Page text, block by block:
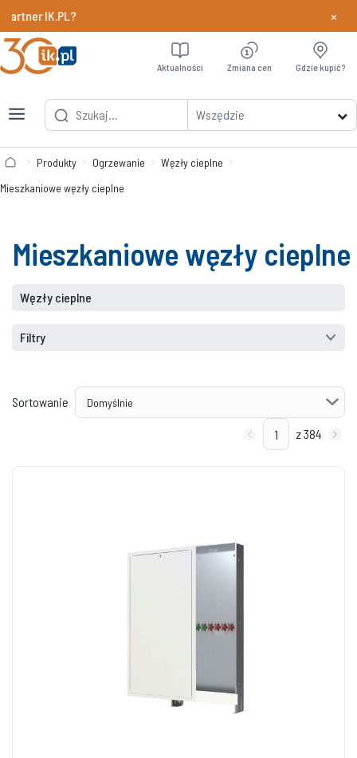
IK.PL? Dowiedz
×
Wszędzie
Aktualności Zmiana cen Gdzie kupić?
Produkty Ogrzewanie
Węzły cieplne
Mieszkaniowe węzły cieplne
Mieszkaniowe węzły cieplne
Węzły cieplne
Filtry
Sortowanie
z 384